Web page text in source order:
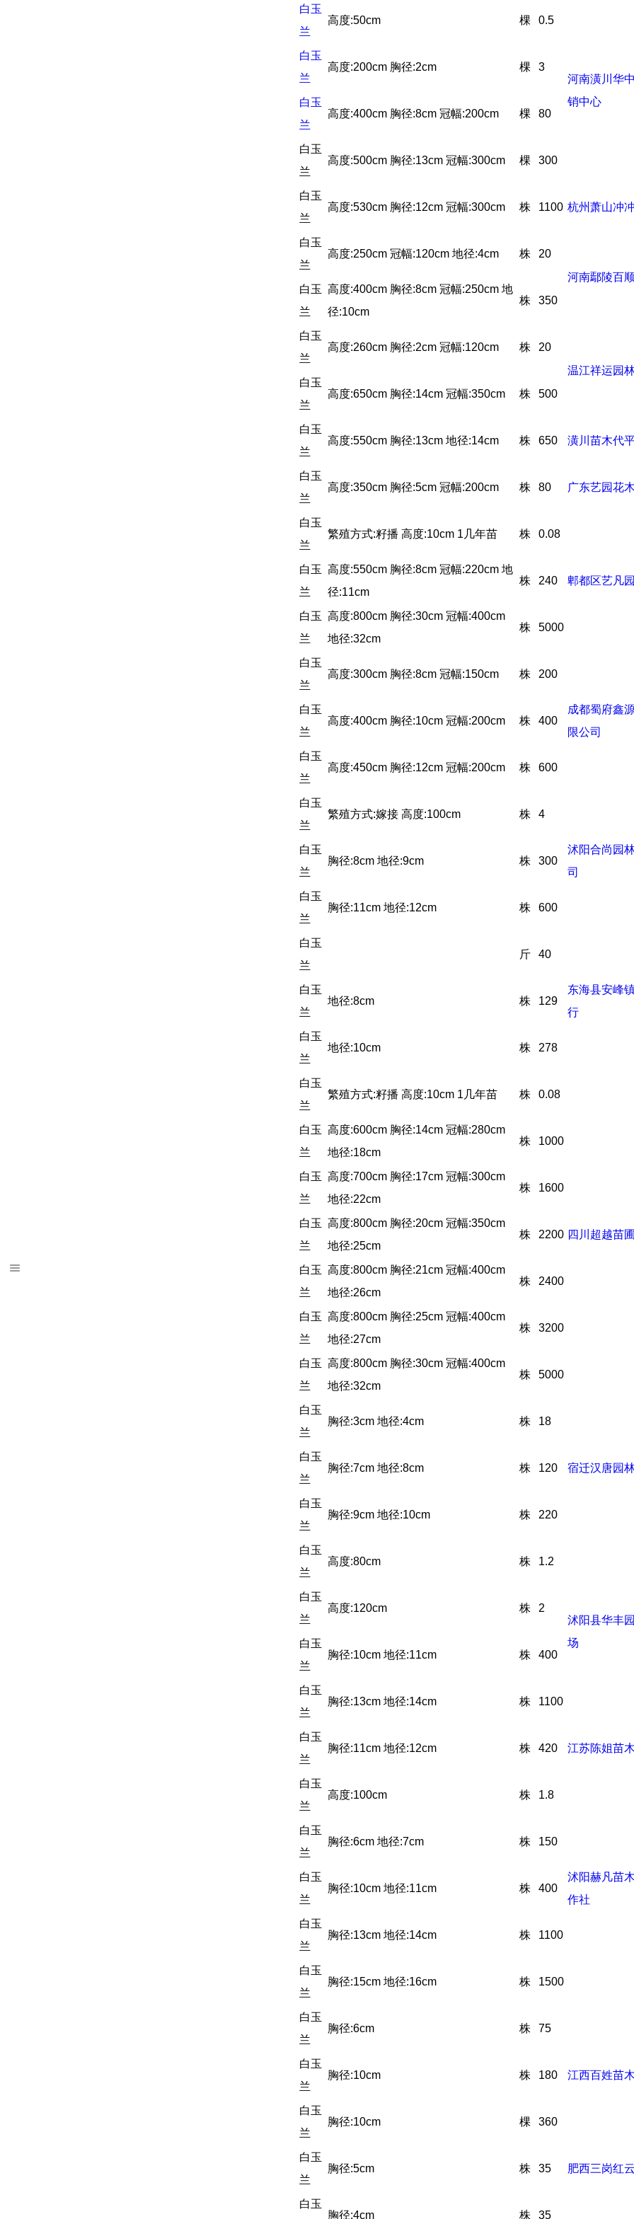
白玉
兰
高度:50cm 棵 0.5
河南潢川华
销中心
白玉
兰
高度:200cm 胸径:2cm 棵 3
白玉
兰
高度:400cm 胸径:8cm 冠幅:200cm 棵 80
白玉
兰
高度:500cm 胸径:13cm 冠幅:300cm 棵 300
白玉
兰
高度:530cm 胸径:12cm 冠幅:300cm 株 1100 杭州萧山冲
白玉
兰
高度:250cm 冠幅:120cm 地径:4cm 株
20
河南鄢陵百
白玉
兰
高度:400cm 胸径:8cm 冠幅:250cm 地
径:10cm
株 350
白玉
兰
高度:260cm 胸径:2cm 冠幅:120cm 株
20
温江祥运园
白玉
兰
高度:650cm 胸径:14cm 冠幅:350cm 株 500
白玉
兰
高度:550cm 胸径:13cm 地径:14cm 株 650 潢川苗木代
白玉
兰
高度:350cm 胸径:5cm 冠幅:200cm 株 80 广东艺园花
白玉
兰
繁殖方式:籽播 高度:10cm 1几年苗 株 0.08
郫都区艺凡
白玉
兰
高度:550cm 胸径:8cm 冠幅:220cm 地
径:11cm
株 240
白玉
兰
高度:800cm 胸径:30cm 冠幅:400cm
地径:32cm
株 5000
白玉
兰
高度:300cm 胸径:8cm 冠幅:150cm 株 200
成都蜀府鑫
限公司
白玉
兰
高度:400cm 胸径:10cm 冠幅:200cm 株 400
白玉
兰
高度:450cm 胸径:12cm 冠幅:200cm 株 600
白玉
兰
繁殖方式:嫁接 高度:100cm 株 4
沭阳合尚园
司
白玉
兰
胸径:8cm 地径:9cm 株 300
白玉
兰
胸径:11cm 地径:12cm 株 600
白玉
兰
斤 40
东海县安峰
行
白玉
兰
地径:8cm 株 129
白玉
兰
地径:10cm 株 278
白玉
兰
繁殖方式:籽播 高度:10cm 1几年苗 株 0.08
四川超越苗
白玉
兰
高度:600cm 胸径:14cm 冠幅:280cm
地径:18cm
株 1000
白玉
兰
高度:700cm 胸径:17cm 冠幅:300cm
地径:22cm
株 1600
白玉
兰
高度:800cm 胸径:20cm 冠幅:350cm
地径:25cm
株 2200
白玉
兰
高度:800cm 胸径:21cm 冠幅:400cm
地径:26cm
株 2400
白玉
兰
高度:800cm 胸径:25cm 冠幅:400cm
地径:27cm
株 3200
白玉
兰
高度:800cm 胸径:30cm 冠幅:400cm
地径:32cm
株 5000
白玉
兰
胸径:3cm 地径:4cm 株 18
宿迁汉唐园
白玉
兰
胸径:7cm 地径:8cm 株 120
白玉
兰
胸径:9cm 地径:10cm 株 220
白玉
兰
高度:80cm 株 1.2
沭阳县华丰
场
白玉
兰
高度:120cm 株 2
白玉
兰
胸径:10cm 地径:11cm 株 400
白玉
兰
胸径:13cm 地径:14cm 株 1100
白玉
兰
胸径:11cm 地径:12cm 株 420 江苏陈姐苗
白玉
兰
高度:100cm 株 1.8
沭阳赫凡苗
作社
白玉
兰
胸径:6cm 地径:7cm 株 150
白玉
兰
胸径:10cm 地径:11cm 株 400
白玉
兰
胸径:13cm 地径:14cm 株 1100
白玉
兰
胸径:15cm 地径:16cm 株 1500
白玉
兰
胸径:6cm 株 75
江西百姓苗
白玉
兰
胸径:10cm 株 180
白玉
兰
胸径:10cm 棵 360
白玉
兰
胸径:5cm 株 35 肥西三岗红
白玉
胸径:4cm
株 35